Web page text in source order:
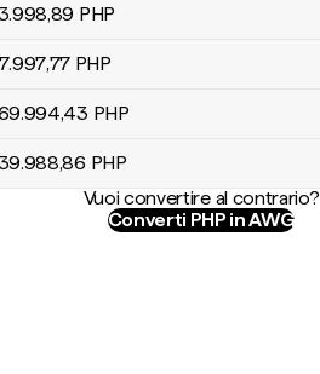
,89 PHP
,77 PHP
,43 PHP
,86 PHP
Vuoi convertire al contrario?
Converti PHP in AWG